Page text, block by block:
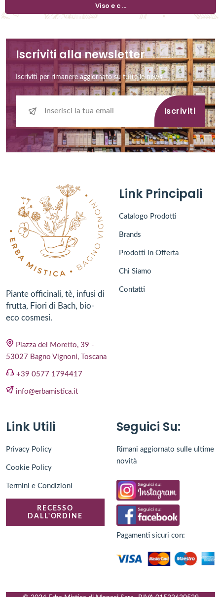
Viso e c ...
Iscriviti alla newsletter
Iscriviti per rimanere aggiornato su tutte le news
Iscriviti
Piante officinali, tè, infusi di
frutta, Fiori di Bach, bio-
eco cosmesi.
Piazza del Moretto, 39 -
53027 Bagno Vignoni, Toscana
+39 0577 1794417
info@erbamistica.it
Link Principali
Catalogo Prodotti
Brands
Prodotti in Offerta
Chi Siamo
Contatti
Link Utili
Privacy Policy
Cookie Policy
Termini e Condizioni
RECESSO
DALL'ORDINE
Seguici Su:
Rimani aggiornato sulle ultime
novità
Pagamenti sicuri con: